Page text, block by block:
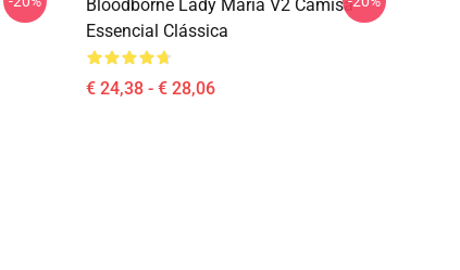
Bloodborne Lady Maria V2 Camisa
Essencial Clássica
€ 24,38 - € 28,06